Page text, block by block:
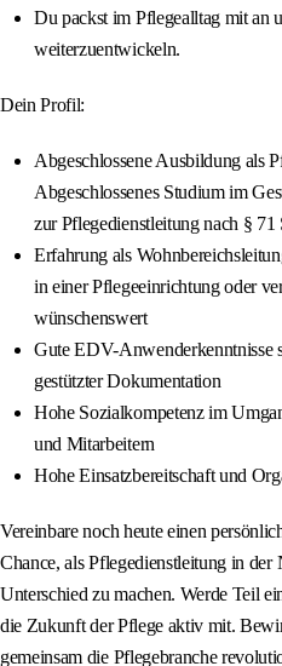
Du packst im Pflegealltag mit an
weiterzuentwickeln.
Dein Profil:
Abgeschlossene Ausbildung als
Abgeschlossenes Studium im
zur Pflegedienstleitung nach §
Erfahrung als
in einer Pflegeeinrichtung oder
wünschenswert
Gute EDV-Anwenderkenntnisse
gestützter Dokumentation
Hohe Sozialkompetenz im
und Mitarbeitern
Hohe Einsatzbereitschaft und
Vereinbare noch heute einen
Chance, als Pflegedienstleitung in der
Unterschied zu machen. Werde Teil
die Zukunft der Pflege aktiv mit.
gemeinsam die Pflegebranche